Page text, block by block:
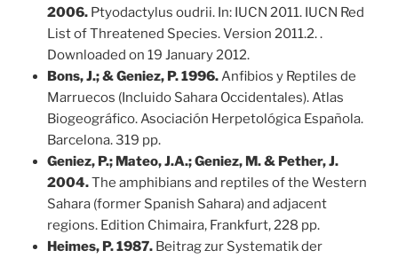
2006.Ptyodactylus oudrii. In: IUCN 2011. IUCN Red
List of Threatened Species. Version 2011.2. .
Downloaded on 19 January 2012.
Bons, J.; & Geniez, P. 1996.Anfibios y Reptiles de
Marruecos (Incluido Sahara Occidentales). Atlas
Biogeográfico. Asociación Herpetológica Española.
Barcelona. 319 pp.
Geniez, P.; Mateo, J.A.; Geniez, M. & Pether, J.
2004.The amphibians and reptiles of the Western
Sahara (former Spanish Sahara) and adjacent
regions. Edition Chimaira, Frankfurt, 228 pp.
Heimes, P. 1987.Beitrag zur Systematik der